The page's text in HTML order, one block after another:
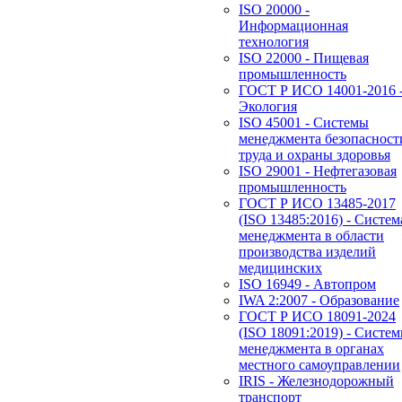
ISO 20000 -
Информационная
технология
ISO 22000 - Пищевая
промышленность
ГОСТ Р ИСО 14001-2016
Экология
ISO 45001 - Системы
менеджмента
труда и охраны здоровья
ISO 29001 - Нефтегазовая
промышленность
ГОСТ Р ИСО 13485-2017
(ISO 13485:2016) -
менеджмента в области
производства изделий
медицинских
ISO 16949 - Автопром
IWA 2:2007 - Образование
ГОСТ Р ИСО 18091-2024
(ISO 18091:2019) -
менеджмента в органах
местного самоуправлении
IRIS - Железнодорожный
транспорт